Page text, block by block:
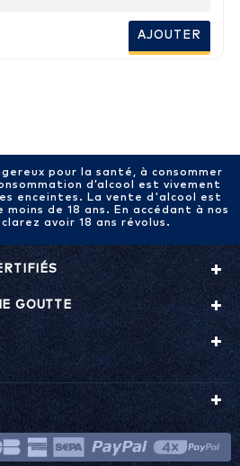
AJOUTER
pour la santé, à consommer
d’alcool est vivement
enceintes. La vente d'alcool est
de 18 ans. En accédant à nos
avoir 18 ans révolus.
GOUTTE